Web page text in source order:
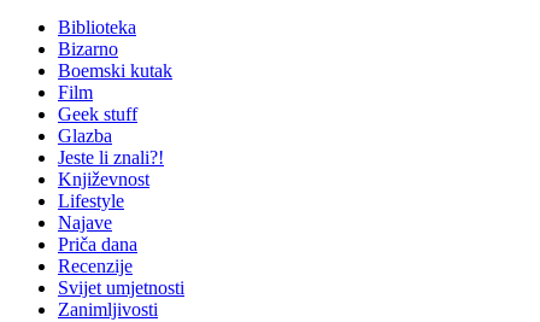
Biblioteka
Bizarno
Boemski kutak
Film
Geek stuff
Glazba
Jeste li znali?!
Književnost
Lifestyle
Najave
Priča dana
Recenzije
Svijet umjetnosti
Zanimljivosti